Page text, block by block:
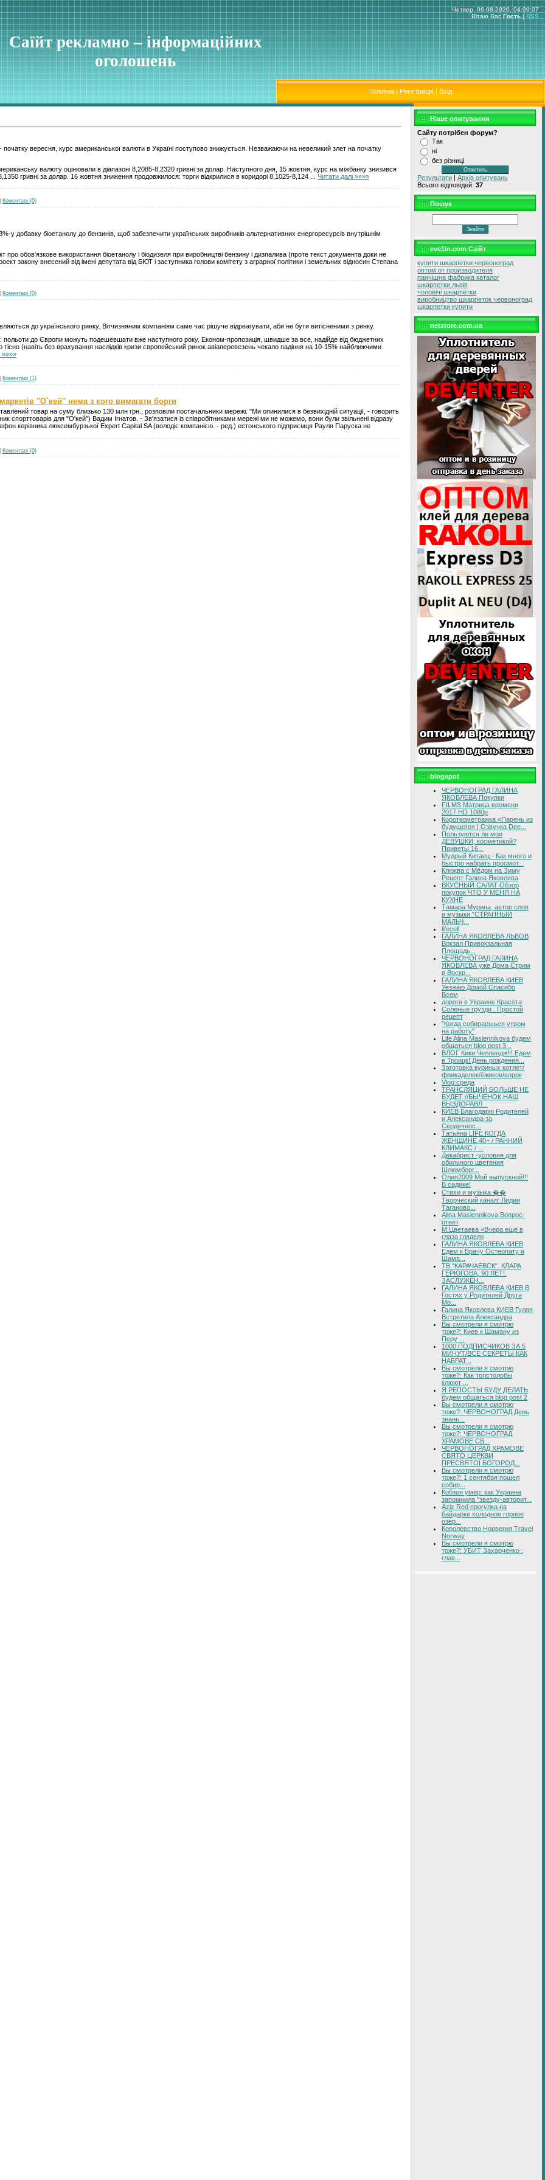
Саїйт рекламно – інформаційних
оголошень
Четвер, 06-08-2026, 04:09:07
Вітаю Вас Гость | RSS
Головна | Реєстрація | Вхід
- початку вересня, курс американської валюти в Україні поступово знижується. Незважаючи на невеликий злет на початку
валюту оцінювали в діапазоні 8,2085-8,2320 гривні за долар. Наступного дня, 15 жовтня, курс на міжбанку знизився
гривні за долар. 16 жовтня зниження продовжилося: торги відкрилися в коридорі 8,1025-8,124
Читати далі »»»»
Коментарі (0)
у добавку біоетанолу до бензинів, щоб забезпечити українських виробників альтернативних енергоресурсів внутрішнім
про обов'язкове використання біоетанолу і біодизеля при виробництві бензину і дизпалива (проте текст документа доки не
закону внесений від імені депутата від БЮТ і заступника голови комітету з аграрної політики і земельних відносин Степана
Коментарі (0)
до українського ринку. Вітчизняним компаніям саме час рішуче відреагувати, аби не бути витісненими з ринку.
польоти до Європи можуть подешевшати вже наступного року. Економ-пропозиція, швидше за все, надійде від бюджетних
тісно (навіть без врахування наслідків кризи європейський ринок авіаперевезень чекало падіння на 10-15% найближчими
»»»»
Коментарі (1)
"О`кей" нема з кого вимагати борги
товар на суму близько 130 млн грн., розповіли постачальники мережі. "Ми опинилися в безвихідній ситуації, - говорить
спорттоварів для "О'кей") Вадим Ігнатов. - Зв'язатися із співробітниками мережі ми не можемо, вони були звільнені відразу
керівника люксембурзької Expert Capital SA (володіє компанією. - ред.) естонського підприємця Рауля Паруска не
Коментарі (0)
Наше опитування
Сайту потрібен форум?
Так
ні
без різниці
Результати | Архів опитувань
Всього відповідей: 37
Пошук
eve1in.com Саїйт
купити шкарпетки червоноград
оптом от производителя
панчішна фабрика каталог
шкарпетки львів
чоловічі шкарпетки
виробництво шкарпеток червоноград
шкарпетки купити
netstore.com.ua
blogspot
ЧЕРВОНОГРАД ГАЛИНА
ЯКОВЛЕВА Покупки
FILMS Матрица времени
2017 HD 1080p
Короткометражка «Парень из
будущего» | Озвучка Dee...
Пользуются ли мои
ДЕВУШКИ, косметикой?
Приветы.16...
Мудрый Китаец - Как много и
быстро набрать просмот...
Клюква с Мёдом на Зиму
Рецепт Галина Яковлева
ВКУСНЫЙ САЛАТ Обзор
покупок ЧТО У МЕНЯ НА
КУХНЕ
Тамара Мурина, автор слов
и музыки "СТРАННЫЙ
МАЛЬЧ...
lifecell
ГАЛИНА ЯКОВЛЕВА ЛЬВОВ
Вокзал Привокзальная
Площадь...
ЧЕРВОНОГРАД ГАЛИНА
ЯКОВЛЕВА уже Дома Стрим
в Воскр...
ГАЛИНА ЯКОВЛЕВА КИЕВ
Уезжаю Домой Спасибо
Всем
дороги в Украине Красота
Соленые грузди . Простой
рецепт
"Когда собираешься утром
на работу"
Life Alina Maslennikova будем
общаться blog post 3...
ВЛОГ Кики Челлендж!!! Едем
в Троицк! День рождения...
Заготовка куриных котлет/
фрикаделек/ёжиков/впрок
Vlog:среда
ТРАНСЛЯЦИЙ БОЛЬШЕ НЕ
БУДЕТ //БЫЧЕНОК НАШ
ВЫЗДОРАВЛ...
КИЕВ Благодарю Родителей
и Александра за
Сердечнос...
Татьяна LIFE КОГДА
ЖЕНЩИНЕ 40+ / РАННИЙ
КЛИМАКС / ...
Декабрист -условия для
обильного цветения
Шлюмберг...
Олия2009 Мой выпускной!!!
В садике!
Стихи и музыка ��
Творческий канал: Лидии
Таганово...
Alina Maslennikova Вопрос-
ответ
М.Цветаева «Вчера ещё в
глаза глядел»
ГАЛИНА ЯКОВЛЕВА КИЕВ
Едем к Врачу Остеопату и
Шама...
ТВ "КАРАЧАЕВСК". КЛАРА
ГЕРЮГОВА, 90 ЛЕТ!.
ЗАСЛУЖЕН...
ГАЛИНА ЯКОВЛЕВА КИЕВ В
Гостях у Родителей Друга
Мо...
Галина Яковлева КИЕВ Гуляя
Встретила Александра
Вы смотрели я смотрю
тоже?: Киев к Шаману из
Перу ...
1000 ПОДПИСЧИКОВ ЗА 5
МИНУТ/ВСЕ СЕКРЕТЫ КАК
НАБРАТ...
Вы смотрели я смотрю
тоже?: Как толстолобы
клюют ...
Я РЕПОСТЫ БУДУ ДЕЛАТЬ
будем общаться blog post 2
Вы смотрели я смотрю
тоже?: ЧЕРВОНОГРАД День
знань...
Вы смотрели я смотрю
тоже?: ЧЕРВОНОГРАД
ХРАМОВЕ СВ...
ЧЕРВОНОГРАД ХРАМОВЕ
СВЯТО ЦЕРКВИ
ПРЕСВЯТОЇ БОГОРОД...
Вы смотрели я смотрю
тоже?: 1 сентября пошел
собир...
Кобзон умер: как Украина
запомнила "звезду-авторит...
Aziz Red прогулка на
байдарке холодное горное
озер...
Королевство Норвегия Travel
Norway
Вы смотрели я смотрю
тоже?: УБИТ Захарченко :
глав...